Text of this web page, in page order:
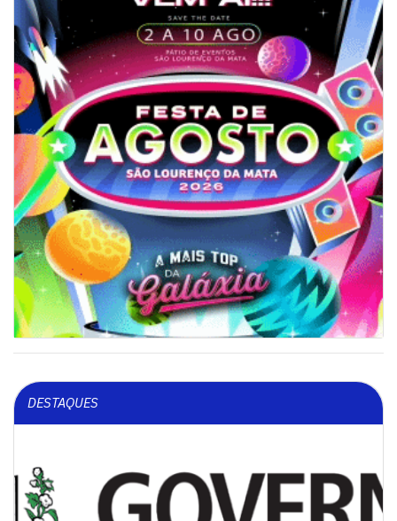
DESTAQUES